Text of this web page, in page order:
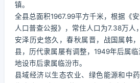
镇。
全县总面积1967.99平方千米，根据《
人口普查公报》，常住人口为7.38万人
安泽历史悠久，春秋属晋，战国属韩
县，历代隶属屡有调整，1949年后属
地设市后隶属临汾市。
县域经济以生态农业、绿色能源和中